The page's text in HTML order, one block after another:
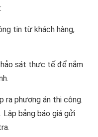
:
tin từ khách hàng,
sát thực tế để nắm
ra phương án thi công.
Lập bảng báo giá gửi